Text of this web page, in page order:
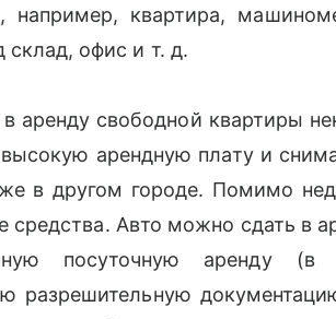
например, квартира,
склад, офис и т. д.
аренду свободной квартиры
арендную плату и
в другом городе. Помимо
средства. Авто можно сдать в
посуточную аренду (в
разрешительную